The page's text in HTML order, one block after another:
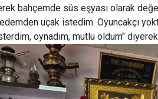
bahçemde süs eşyası olarak
uçak istedim. Oyuncakçı
oynadım, mutlu oldum"